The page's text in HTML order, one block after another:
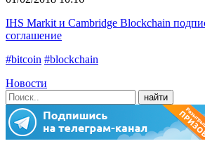
IHS Markit и Cambridge Blockchain
соглашение
#bitcoin #blockchain
Новости